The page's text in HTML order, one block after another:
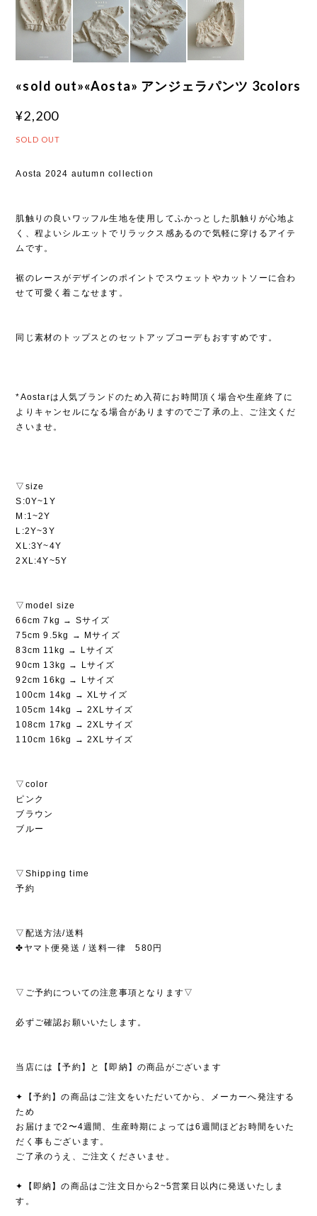
«sold out»«Aosta» アンジェラパンツ 3colors
¥2,200
SOLD OUT
Aosta 2024 autumn collection
肌触りの良いワッフル生地を使用してふかっとした肌触りが心地よ
く、程よいシルエットでリラックス感あるので気軽に穿けるアイテ
ムです。
裾のレースがデザインのポイントでスウェットやカットソーに合わ
せて可愛く着こなせます。
同じ素材のトップスとのセットアップコーデもおすすめです。
*Aostarは人気ブランドのため入荷にお時間頂く場合や生産終了に
よりキャンセルになる場合がありますのでご了承の上、ご注文くだ
さいませ。
▽size
S:0Y~1Y
M:1~2Y
L:2Y~3Y
XL:3Y~4Y
2XL:4Y~5Y
▽model size
66cm 7kg → Sサイズ
75cm 9.5kg → Mサイズ
83cm 11kg → Lサイズ
90cm 13kg → Lサイズ
92cm 16kg → Lサイズ
100cm 14kg → XLサイズ
105cm 14kg → 2XLサイズ
108cm 17kg → 2XLサイズ
110cm 16kg → 2XLサイズ
▽color
ピンク
ブラウン
ブルー
▽Shipping time
予約
▽配送方法/送料
✤ヤマト便発送 / 送料一律 580円
▽ご予約についての注意事項となります▽
必ずご確認お願いいたします。
当店には【予約】と【即納】の商品がございます
✦【予約】の商品はご注文をいただいてから、メーカーへ発注する
ため
お届けまで2〜4週間、生産時期によっては6週間ほどお時間をいた
だく事もございます。
ご了承のうえ、ご注文くださいませ。
✦【即納】の商品はご注文日から2~5営業日以内に発送いたしま
す。